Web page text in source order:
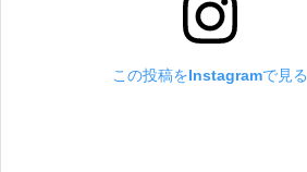
この投稿をInstagramで見る